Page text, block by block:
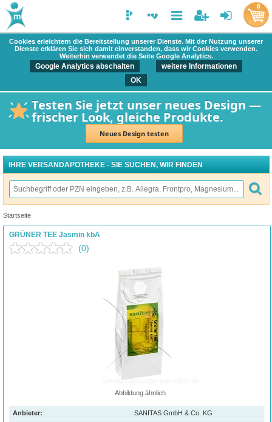
Cookies erleichtern die Bereitstellung unserer Dienste. Mit der Nutzung unserer
Dienste erklären Sie sich damit einverstanden, dass wir Cookies verwenden.
Weiterhin verwendet die Seite Google Analytics.
Google Analytics abschalten
weitere Informationen
OK
Testen Sie jetzt unser neues Design —
frischer Look, gleiche Produkte.
Neues Design testen
0
IHRE VERSANDAPOTHEKE - SIE SUCHEN, WIR FINDEN
Startseite
GRÜNER TEE Jasmin kbA
(0)
Abbildung ähnlich
Anbieter:
SANITAS GmbH & Co. KG